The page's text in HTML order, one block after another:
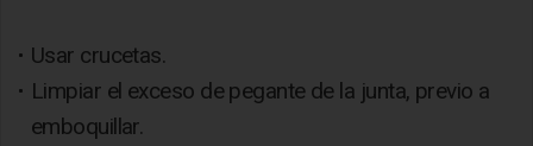
Usar crucetas.
Limpiar el exceso de pegante de la junta, previo a
emboquillar.